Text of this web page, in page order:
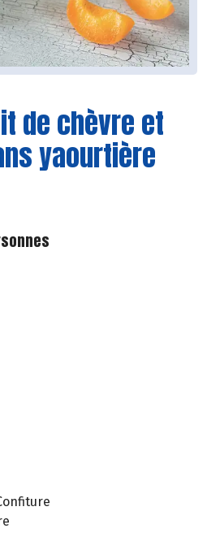
de chèvre et
yaourtière